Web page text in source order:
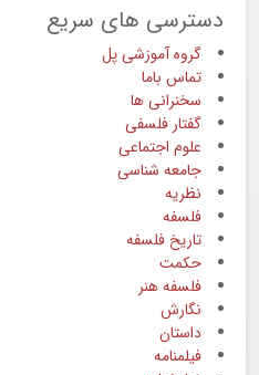
دسترسی های سریع
گروه آموزشی پل
تماس باما
سخنرانی ها
گفتار فلسفی
علوم اجتماعی
جامعه شناسی
نظریه
فلسفه
تاریخ فلسفه
حکمت
فلسفه هنر
نگارش
داستان
فیلمنامه